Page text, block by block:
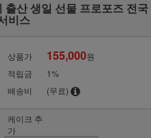
산 생일 선물 프로포즈 전국
비스
상품가 155,000원
적립금
1%
배송비
(무료)
케이크 추
가